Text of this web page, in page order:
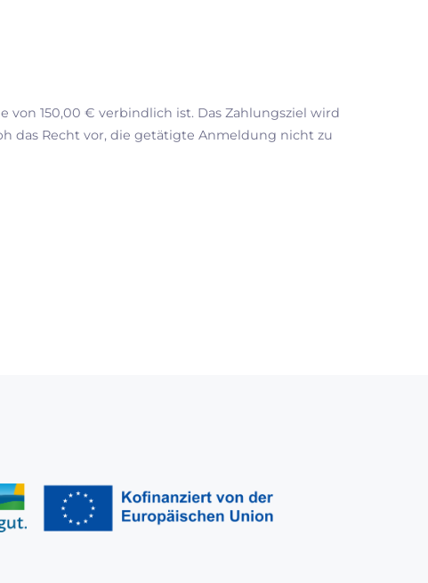
150,00 € verbindlich ist. Das Zahlungsziel wird
das Recht vor, die getätigte Anmeldung nicht zu